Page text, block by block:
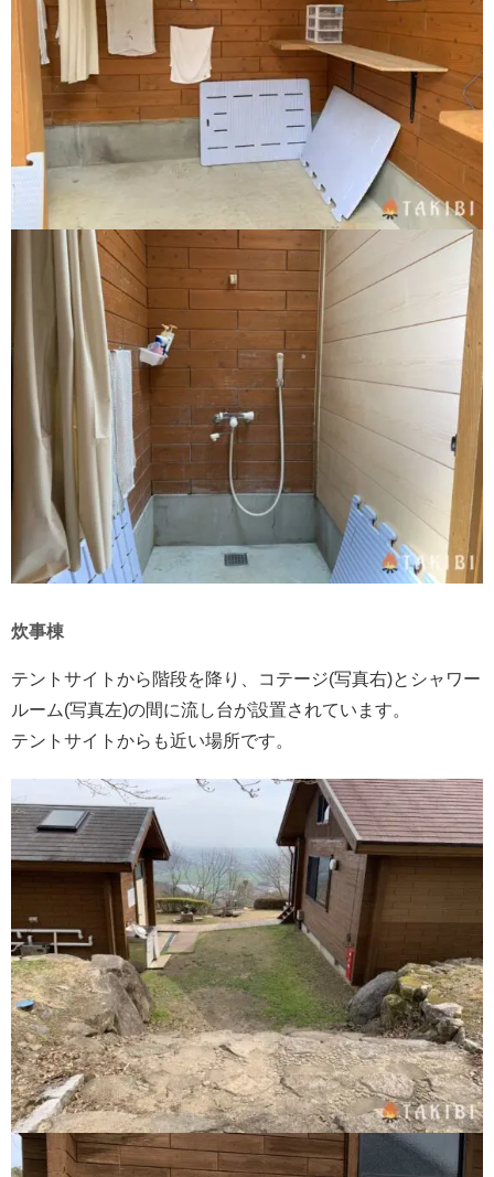
炊事棟
テントサイトから階段を降り、コテージ(写真右)とシャワー
ルーム(写真左)の間に流し台が設置されています。
テントサイトからも近い場所です。